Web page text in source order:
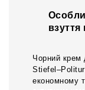
взуття
Чорний крем
економному